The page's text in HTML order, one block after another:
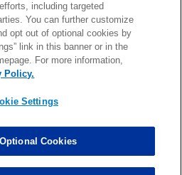
特集
お問い合わせ FAQ
/ PHOTO BY Getty Images
including targeted
You can further customize
opt out of optional cookies by
link in this banner or in the
For more information,
Policy.
Settings
Cookies